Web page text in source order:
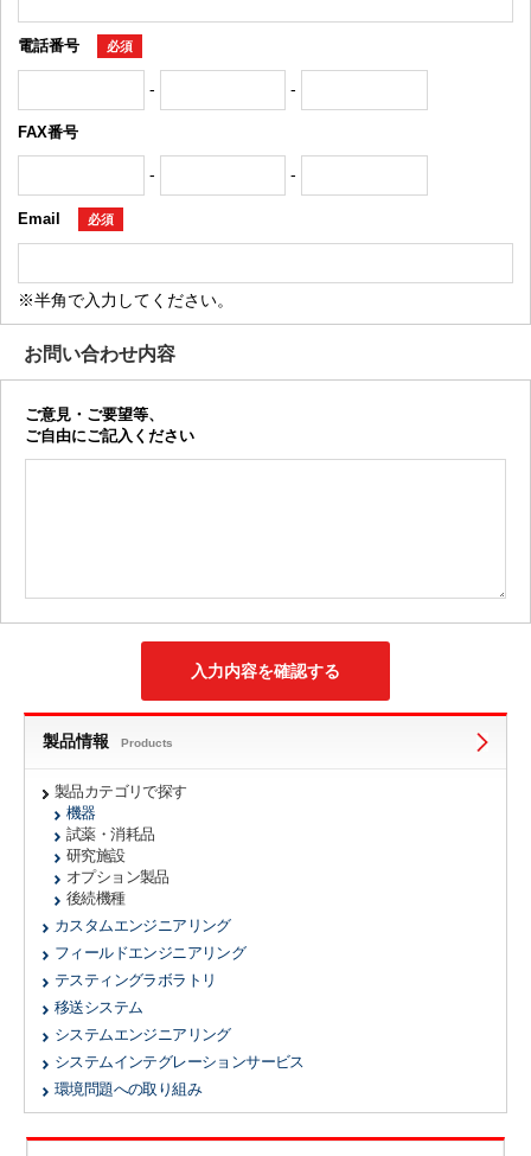
電話番号 必須
- -
FAX番号
- -
Email 必須
※半角で入力してください。
お問い合わせ内容
ご意見・ご要望等、
ご自由にご記入ください
製品情報 Products
製品カテゴリで探す
機器
試薬・消耗品
研究施設
オプション製品
後続機種
カスタムエンジニアリング
フィールドエンジニアリング
テスティングラボラトリ
移送システム
システムエンジニアリング
システムインテグレーションサービス
環境問題への取り組み